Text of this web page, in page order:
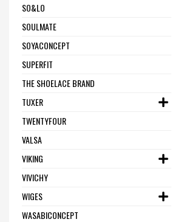
SO&LO
SOULMATE
SOYACONCEPT
SUPERFIT
THE SHOELACE BRAND
TUXER
TWENTYFOUR
VALSA
VIKING
VIVICHY
WIGES
WASABICONCEPT